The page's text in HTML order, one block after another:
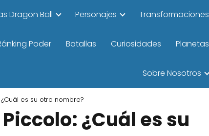
Dragon Ball Personajes Transformaciones
Poder Batallas Curiosidades Planetas
Sobre Nosotros
es su otro nombre?
¿Cuál es su